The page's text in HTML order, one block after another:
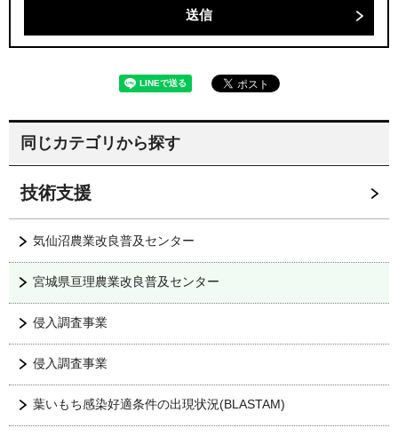
同じカテゴリから探す
技術支援
気仙沼農業改良普及センター
宮城県亘理農業改良普及センター
侵入調査事業
侵入調査事業
葉いもち感染好適条件の出現状況(BLASTAM)